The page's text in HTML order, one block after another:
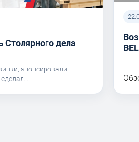
Столярного дела
анонсировали